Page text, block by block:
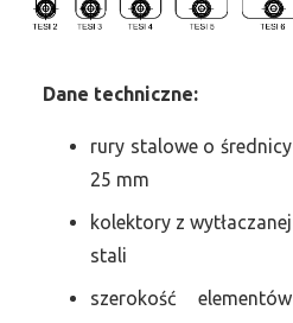
Dane techniczne:
rury stalowe o średnicy
25 mm
kolektory z wytłaczanej
stali
szerokość elementów